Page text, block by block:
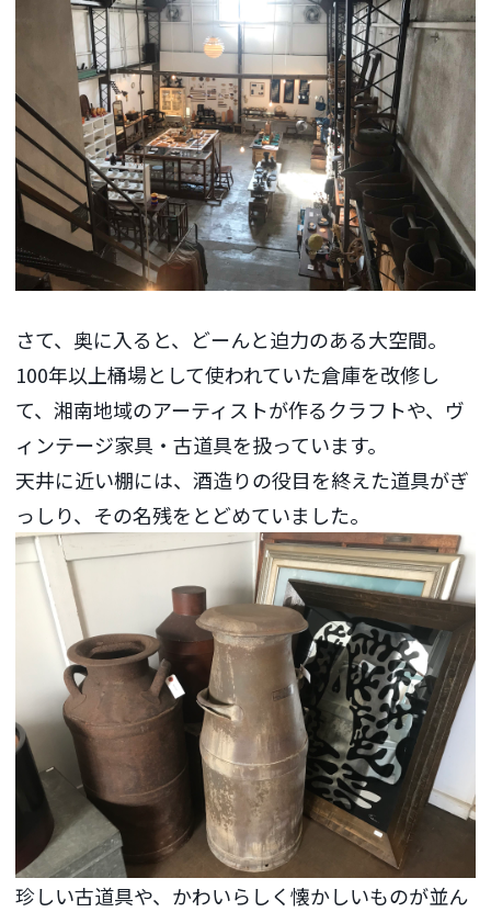
さて、奥に入ると、どーんと迫力のある大空間。
100年以上桶場として使われていた倉庫を改修し
て、湘南地域のアーティストが作るクラフトや、ヴ
ィンテージ家具・古道具を扱っています。
天井に近い棚には、酒造りの役目を終えた道具がぎ
っしり、その名残をとどめていました。
珍しい古道具や、かわいらしく懐かしいものが並ん